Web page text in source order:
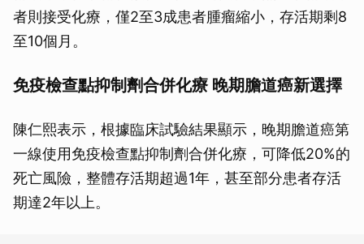
者則接受化療，僅2至3成患者腫瘤縮小，存活期剩8
至10個月。
免疫檢查點抑制劑合併化療 晚期膽道癌新選擇
陳仁熙表示，根據臨床試驗結果顯示，晚期膽道癌第
一線使用免疫檢查點抑制劑合併化療，可降低20%的
死亡風險，整體存活期超過1年，甚至部分患者存活
期達2年以上。